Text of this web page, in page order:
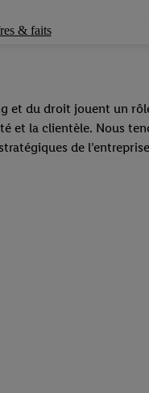
& faits
et du droit jouent un
et la clientèle. Nous
de